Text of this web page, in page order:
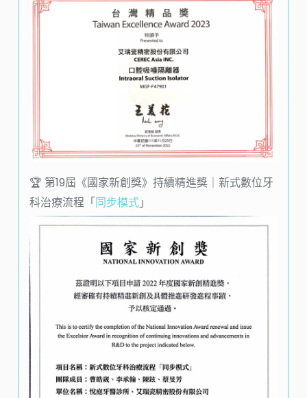
🏆️ 第19屆《國家新創獎》持續精進獎｜新式數位牙
科治療流程「同步模式」